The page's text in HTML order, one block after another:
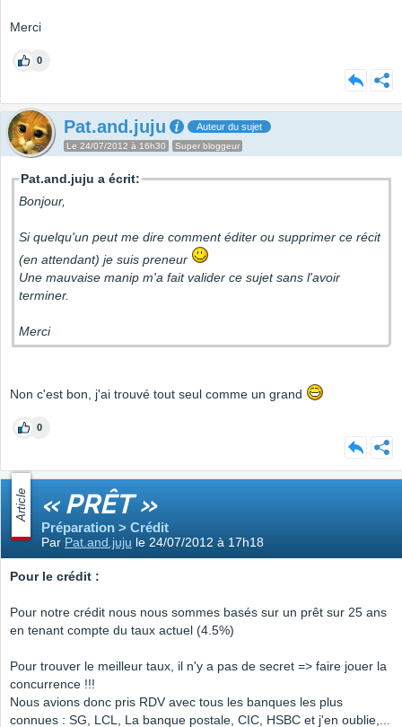
Merci
0
Pat.and.juju Auteur du sujet
Le 24/07/2012 à 16h30 Super bloggeur
Pat.and.juju a écrit:
Bonjour,
Si quelqu'un peut me dire comment éditer ou supprimer ce récit
(en attendant) je suis preneur
Une mauvaise manip m'a fait valider ce sujet sans l'avoir
terminer.
Merci
Non c'est bon, j'ai trouvé tout seul comme un grand
0
Article « PRÊT »
Préparation > Crédit
Par Pat.and.juju le 24/07/2012 à 17h18
Pour le crédit :
Pour notre crédit nous nous sommes basés sur un prêt sur 25 ans
en tenant compte du taux actuel (4.5%)
Pour trouver le meilleur taux, il n'y a pas de secret => faire jouer la
concurrence !!!
Nous avions donc pris RDV avec tous les banques les plus
connues : SG, LCL, La banque postale, CIC, HSBC et j'en oublie,...